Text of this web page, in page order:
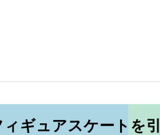
ギュアスケートを